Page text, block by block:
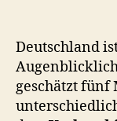
Deutschland
geschätzt fünf